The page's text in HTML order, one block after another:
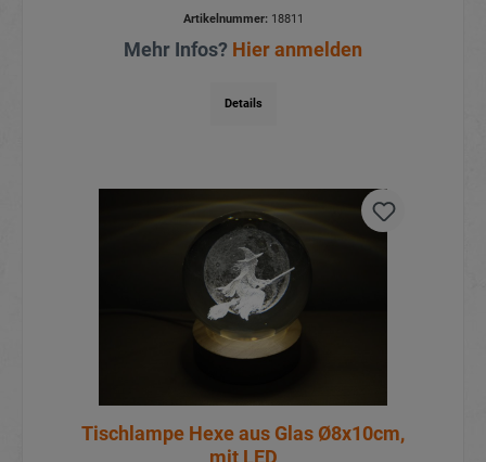
Artikelnummer:18811
Mehr Infos? Hier anmelden
Details
Tischlampe Hexe aus Glas Ø8x10cm,
mit LED